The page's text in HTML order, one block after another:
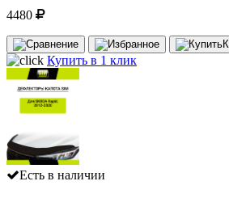
4480
Купить в 1 клик
Есть в наличии